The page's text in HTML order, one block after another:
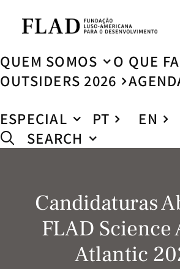
QUEM SOMOS
O QUE
OUTSIDERS 2026
ESPECIAL
PT
EN
SEARCH
Candidaturas
FLAD Science
Atlantic